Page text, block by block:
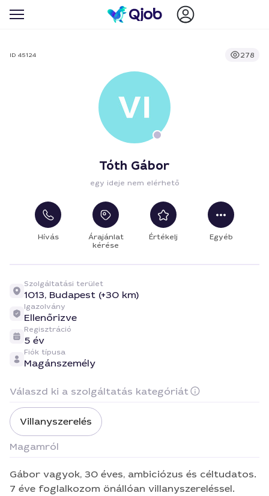
ID 45124 278
Tóth Gábor
egy ideje nem elérhető
Hívás
Árajánlat
kérése
Értékelj Egyéb
Szolgáltatási terület
1013, Budapest (+30 km)
Igazolvány
Ellenőrizve
Regisztráció
5 év
Fiók típusa
Magánszemély
Válaszd ki a szolgáltatás kategóriát
Villanyszerelés
Magamról
Gábor vagyok, 30 éves, ambiciózus és céltudatos.
7 éve foglalkozom önállóan villanyszereléssel.